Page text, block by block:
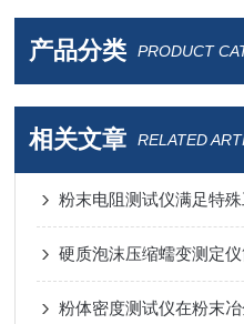
产品分类 PRODUCT
相关文章 RELATED
粉末电阻测试仪满足特
硬质泡沫压缩蠕变测定
粉体密度测试仪在粉末